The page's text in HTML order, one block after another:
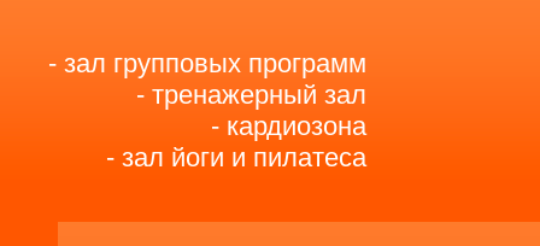
- зал групповых программ
- тренажерный зал
- кардиозона
- зал йоги и пилатеса